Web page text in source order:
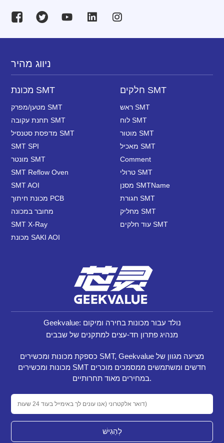
ניווג מהיר
מכונת SMT
מטען/מפרק SMT
תחנת עקובה SMT
מדפסת סטנסיל SMT
SMT SPI
מונטר SMT
SMT Reflow Oven
SMT AOI
מכונת חיתוך PCB
מחובר במכונה
SMT X-Ray
מכונת SAKI AOI
חלקים SMT
ראש SMT
לוח SMT
מוטור SMT
מאכיל SMT
Comment
טרולי SMT
מסנן SMTName
חגורת SMT
מחליק SMT
עוד חלקים SMT
Geekvalue: נולד עבור מכונות בחירה ומיקום
מנהיג פתרון חד-עצים למתקנים של שבבים
כספקת מכונות ומכשירים SMT, Geekvalue מציעה מגוון של
מכונות ומכשירים SMT חדשים ומשתמשים ממסמכים מוכרים
במחירים מאוד תחרותיים.
לְהַגִישׁ